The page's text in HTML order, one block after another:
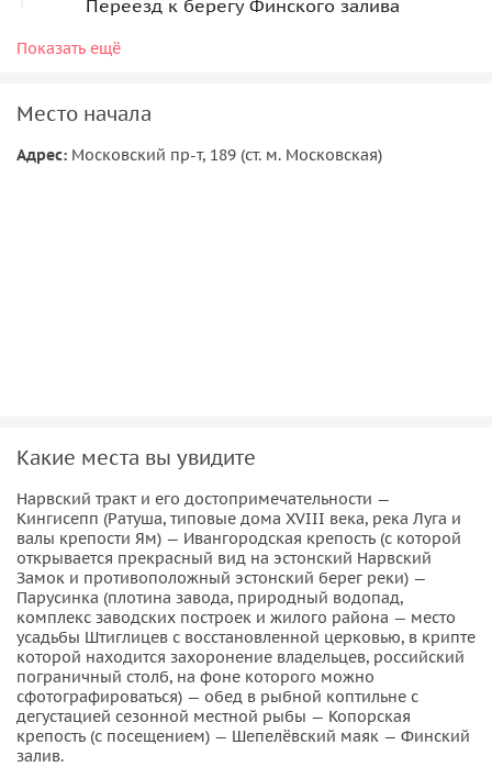
Переезд к берегу Финского залива
Детали программы могут быть изменены по усмотрению
гида
Показать ещё
Место начала
Адрес: Московский пр-т, 189 (ст. м. Московская)
Какие места вы увидите
Нарвский тракт и его достопримечательности —
Кингисепп (Ратуша, типовые дома XVIII века, река Луга и
валы крепости Ям) — Ивангородская крепость (с которой
открывается прекрасный вид на эстонский Нарвский
Замок и противоположный эстонский берег реки) —
Парусинка (плотина завода, природный водопад,
комплекс заводских построек и жилого района — место
усадьбы Штиглицев с восстановленной церковью, в крипте
которой находится захоронение владельцев, российский
пограничный столб, на фоне которого можно
сфотографироваться) — обед в рыбной коптильне с
дегустацией сезонной местной рыбы — Копорская
крепость (с посещением) — Шепелёвский маяк — Финский
залив.